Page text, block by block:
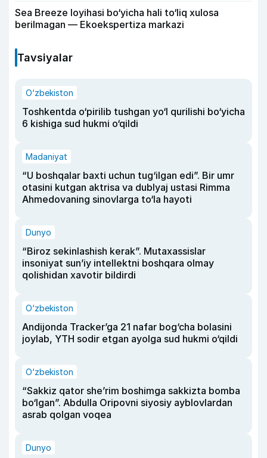
Sea Breeze loyihasi bo‘yicha hali to‘liq xulosa
berilmagan — Ekoekspertiza markazi
Tavsiyalar
O‘zbekiston
Toshkentda o‘pirilib tushgan yo‘l qurilishi bo‘yicha
6 kishiga sud hukmi o‘qildi
Madaniyat
“U boshqalar baxti uchun tug‘ilgan edi”. Bir umr
otasini kutgan aktrisa va dublyaj ustasi Rimma
Ahmedovaning sinovlarga to‘la hayoti
Dunyo
“Biroz sekinlashish kerak”. Mutaxassislar
insoniyat sun’iy intellektni boshqara olmay
qolishidan xavotir bildirdi
O‘zbekiston
Andijonda Tracker’ga 21 nafar bog‘cha bolasini
joylab, YTH sodir etgan ayolga sud hukmi o‘qildi
O‘zbekiston
“Sakkiz qator she’rim boshimga sakkizta bomba
bo‘lgan”. Abdulla Oripovni siyosiy ayblovlardan
asrab qolgan voqea
Dunyo